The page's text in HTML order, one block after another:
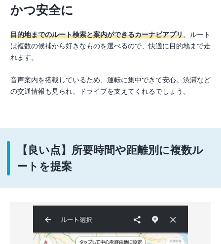
かつ安全に
目的地までのルート検索と案内ができるカーナビアプリ。ルート
は複数の候補から好きなものを選べるので、快適に目的地まで走
れます。
音声案内を搭載しているため、運転に集中できて安心。渋滞など
の交通情報も見られ、ドライブを支えてくれるでしょう。
【良い点】所要時間や距離別に複数ル
ートを提案